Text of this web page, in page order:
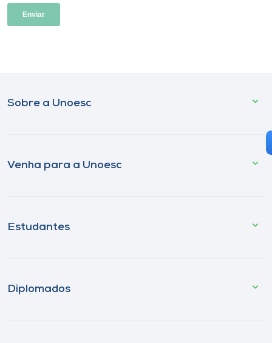
Sobre a Unoesc
Venha para a Unoesc
Estudantes
Diplomados